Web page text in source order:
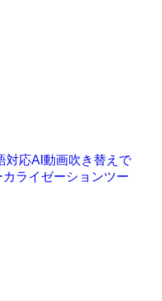
対応AI動画吹き替えで
ライゼーションツー